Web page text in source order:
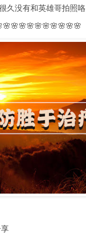
久没有和英雄哥拍照咯